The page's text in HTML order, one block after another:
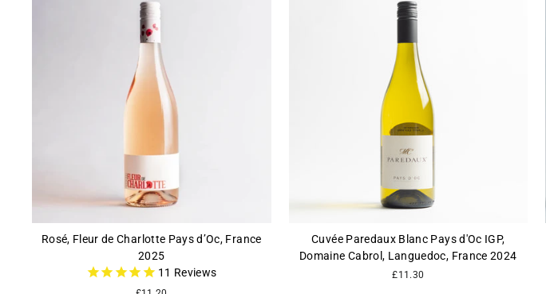
Rosé, Fleur de Charlotte Pays d’Oc, France
2025
11 Reviews
Cuvée Paredaux Blanc Pays d'Oc IGP,
Domaine Cabrol, Languedoc, France 2024
£11.30